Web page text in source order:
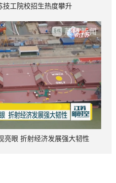
技工院校招生热度攀升
亮眼 折射经济发展强大韧性